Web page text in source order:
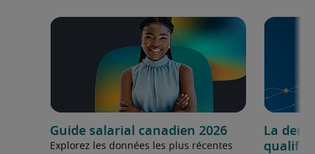
Guide salarial canadien 2026
Explorez les données les plus récentes
La
qualifié